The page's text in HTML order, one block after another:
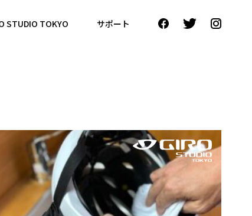
STUDIO TOKYO サポート